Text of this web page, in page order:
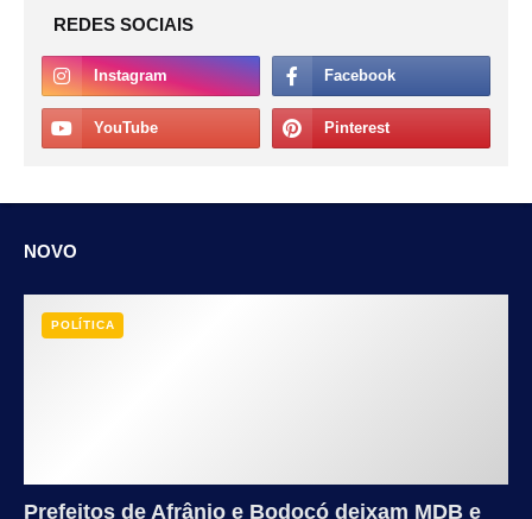
REDES SOCIAIS
NOVO
POLÍTICA
Prefeitos de Afrânio e Bodocó deixam MDB e